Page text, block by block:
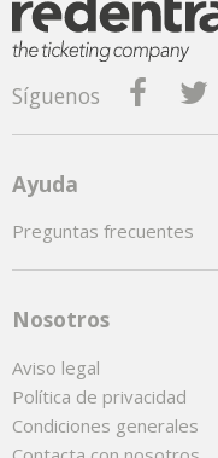
Síguenos
Ayuda
Preguntas frecuentes
Nosotros
Aviso legal
Política de privacidad
Condiciones generales